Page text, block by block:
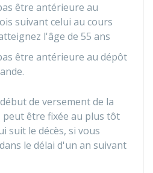
être antérieure au
suivant celui au cours
l'âge de 55 ans
être antérieure au dépôt
de versement de la
être fixée au plus tôt
suit le décès, si vous
le délai d'un an suivant